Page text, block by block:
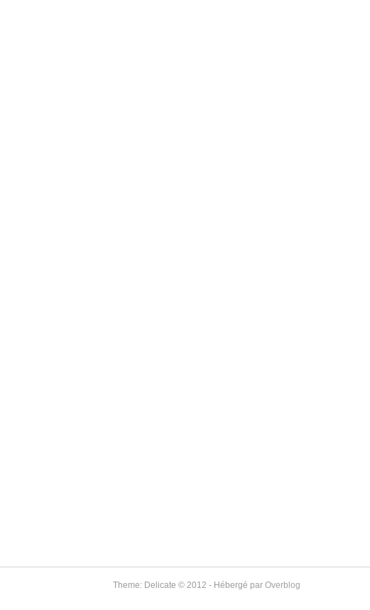
Theme: Delicate © 2012 - Hébergé par Overblog